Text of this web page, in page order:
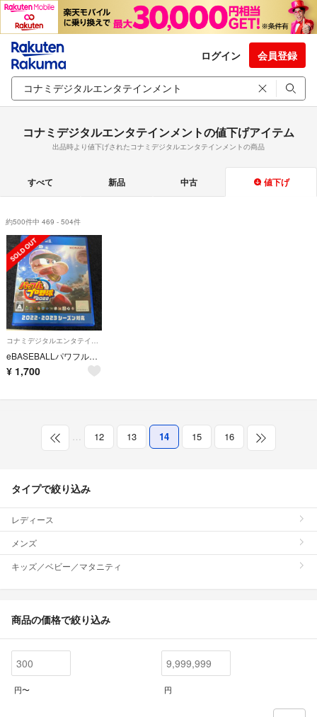
ログイン 会員登録
コナミデジタルエンタテインメントの値下げアイテム
出品時より値下げされたコナミデジタルエンタテインメントの商品
すべて 新品 中古 値下げ
約500件中 469 - 504件
コナミデジタルエンタテインメント
eBASEBALLパワフルプロ野球2022
¥ 1,700
… 12 13 14 15 16
タイプで絞り込み
レディース
メンズ
キッズ／ベビー／マタニティ
商品の価格で絞り込み
円〜 円